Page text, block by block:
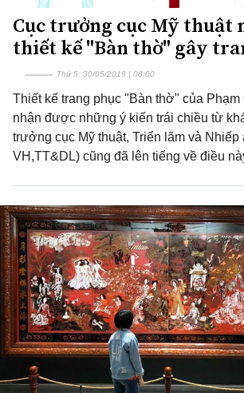
Cục trưởng cục Mỹ thuật
thiết kế "Bàn thờ" gây
Thứ 5, 30/05/2019 | 08:00
Thiết kế trang phục "Bàn thờ" của Phạm
nhận được những ý kiến trái chiều từ
trưởng cục Mỹ thuật, Triển lãm và Nhiếp
VH,TT&DL) cũng đã lên tiếng về điều